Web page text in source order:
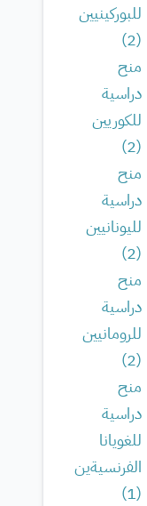
للبوركينيين
(
2
)
منح
دراسية
للكوريين
(
2
)
منح
دراسية
لليونانيين
(
2
)
منح
دراسية
للرومانيين
(
2
)
منح
دراسية
للغويانا
الفرنسيةين
(
1
)